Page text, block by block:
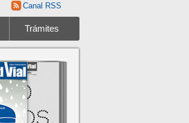
Canal RSS
Trámites